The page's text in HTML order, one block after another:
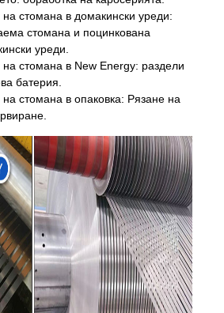
стомана в домакински уреди:
стомана и поцинкована
уреди.
стомана в New Energy: раздели
батерия.
стомана в опаковка: Рязане на